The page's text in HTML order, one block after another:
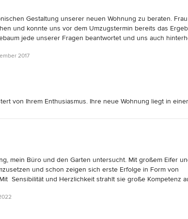
an Natürlichkeit, Nachhaltigkeit und Stil haben Sie auch
Recherche und wertvolle Gespräche mit uns
Herzlichen Dank, dass Sie mit Ihrem Einsatz unser
Gestaltung unserer neuen Wohnung zu beraten. Frau
und konnte uns vor dem Umzugstermin bereits das
jede unserer Fragen beantwortet und uns auch
bzw. eine Lösung zu finden.
mit in die Feng Shui Beratung eingeflossen ist. Die
werden lassen.
2017
von Ihrem Enthusiasmus. Ihre neue Wohnung liegt in
falls Sie noch Fragen zu Feng Shui oder der
mein Büro und den Garten untersucht. Mit großem Eifer
und schon zeigen sich erste Erfolge in Form von
Sensibilität und Herzlichkeit strahlt sie große Kompetenz